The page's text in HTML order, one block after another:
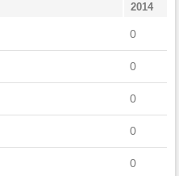
2014
0
0
0
0
0